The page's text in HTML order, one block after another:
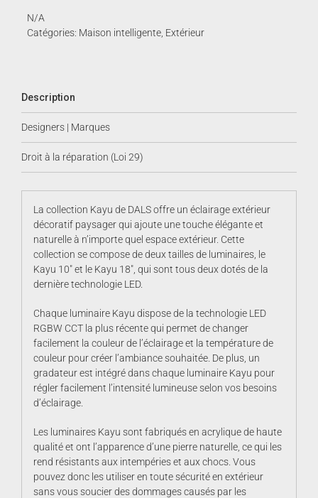
N/A
Catégories: Maison intelligente, Extérieur
Description
Designers | Marques
Droit à la réparation (Loi 29)
La collection Kayu de DALS offre un éclairage extérieur
décoratif paysager qui ajoute une touche élégante et
naturelle à n’importe quel espace extérieur. Cette
collection se compose de deux tailles de luminaires, le
Kayu 10″ et le Kayu 18″, qui sont tous deux dotés de la
dernière technologie LED.
Chaque luminaire Kayu dispose de la technologie LED
RGBW CCT la plus récente qui permet de changer
facilement la couleur de l’éclairage et la température de
couleur pour créer l’ambiance souhaitée. De plus, un
gradateur est intégré dans chaque luminaire Kayu pour
régler facilement l’intensité lumineuse selon vos besoins
d’éclairage.
Les luminaires Kayu sont fabriqués en acrylique de haute
qualité et ont l’apparence d’une pierre naturelle, ce qui les
rend résistants aux intempéries et aux chocs. Vous
pouvez donc les utiliser en toute sécurité en extérieur
sans vous soucier des dommages causés par les